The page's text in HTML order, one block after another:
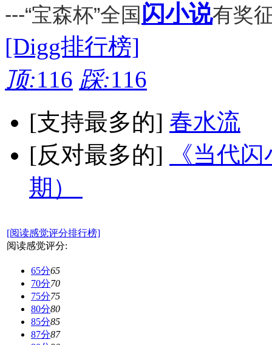
---“宝森杯”全国 闪小说有奖
[Digg排行榜]
顶:116 踩:116
[支持最多的] 春水流
[反对最多的]
《当代
期）
[阅读感觉评分排行榜]
阅读感觉评分:
65分65
70分70
75分75
80分80
85分85
87分87